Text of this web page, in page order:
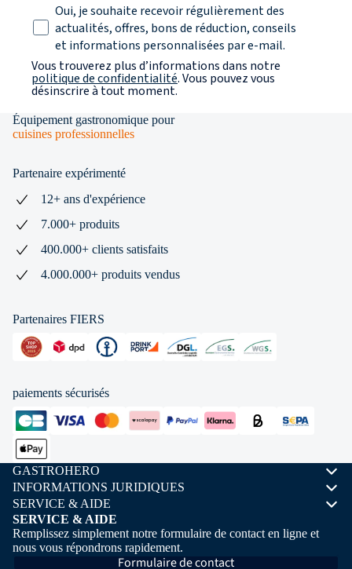
Texte sur la protection des données
Oui, je souhaite recevoir régulièrement des
actualités, offres, bons de réduction, conseils
et informations personnalisées par e-mail.
Vous trouverez plus d’informations dans notre
politique de confidentialité. Vous pouvez vous
désinscrire à tout moment.
Équipement gastronomique pour
cuisines professionnelles
Partenaire expérimenté
12+ ans d'expérience
7.000+ produits
400.000+ clients satisfaits
4.000.000+ produits vendus
Partenaires FIERS
paiements sécurisés
GASTROHERO
INFORMATIONS JURIDIQUES
SERVICE & AIDE
SERVICE & AIDE
Remplissez simplement notre formulaire de contact en ligne et
nous vous répondrons rapidement.
Formulaire de contact